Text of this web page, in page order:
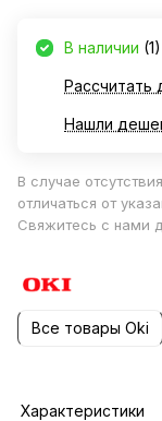
В наличии (1)
Рассчитать
Нашли
В случае
отличаться от
Свяжитесь с нами
Все товары Oki
Характеристики